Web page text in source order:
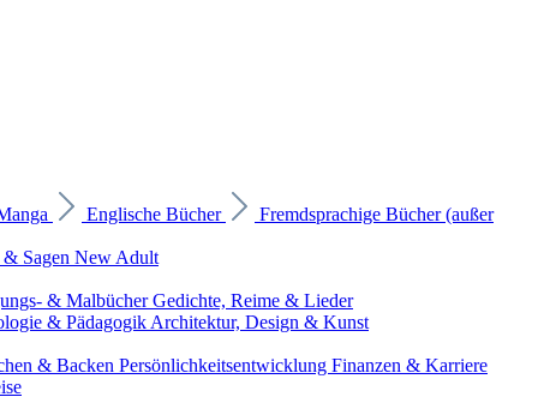
Englische Bücher Fremdsprachige Bücher (außer
Sagen New Adult
& MalbücherGedichte, Reime & Lieder
& Pädagogik Architektur, Design & Kunst
& Backen Persönlichkeitsentwicklung Finanzen & Karriere